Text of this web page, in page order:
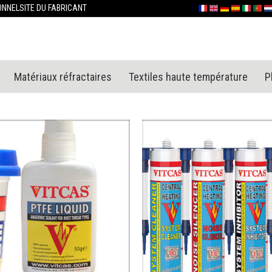
SITE DU FABRICANTAllez
au
Français
English (UK)
Deutschland
España
Italia
Matériaux réfractaires Textiles haute température